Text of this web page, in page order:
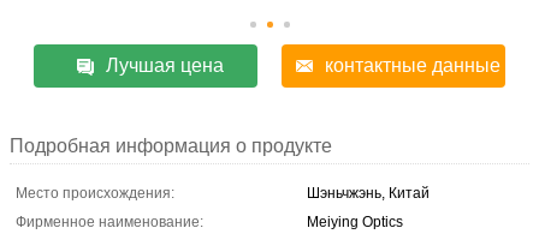
Лучшая цена контактные данные
Подробная информация о продукте
Место происхождения:
Шэньчжэнь, Китай
Фирменное наименование:
Meiying Optics